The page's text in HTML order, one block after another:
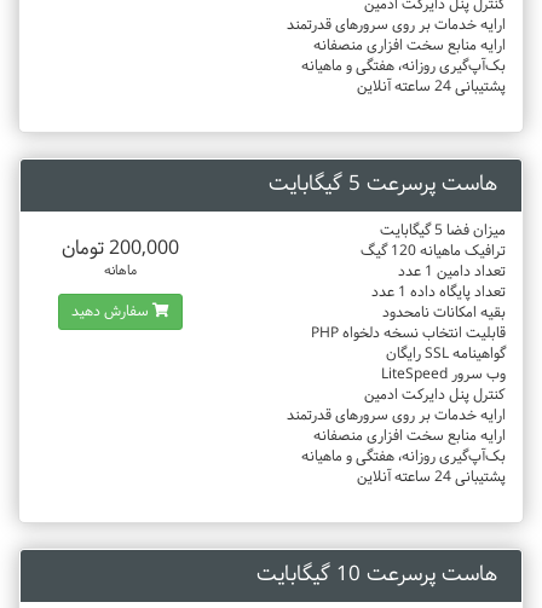
کنترل پنل دایرکت ادمین
ارایه خدمات بر روی سرورهای قدرتمند
ارایه منابع سخت افزاری منصفانه
بک‌آپ‌گیری روزانه، هفتگی و ماهیانه
پشتیبانی 24 ساعته آنلاین
هاست پرسرعت 5 گیگابایت
میزان فضا 5 گیگابایت
ترافیک ماهیانه 120 گیگ
تعداد دامین 1 عدد
تعداد پایگاه داده 1 عدد
بقیه امکانات نامحدود
قابلیت انتخاب نسخه دلخواه PHP
گواهینامه SSL رایگان
وب سرور LiteSpeed
کنترل پنل دایرکت ادمین
ارایه خدمات بر روی سرورهای قدرتمند
ارایه منابع سخت افزاری منصفانه
بک‌آپ‌گیری روزانه، هفتگی و ماهیانه
پشتیبانی 24 ساعته آنلاین
200,000 تومان
ماهانه
سفارش دهید
هاست پرسرعت 10 گیگابایت